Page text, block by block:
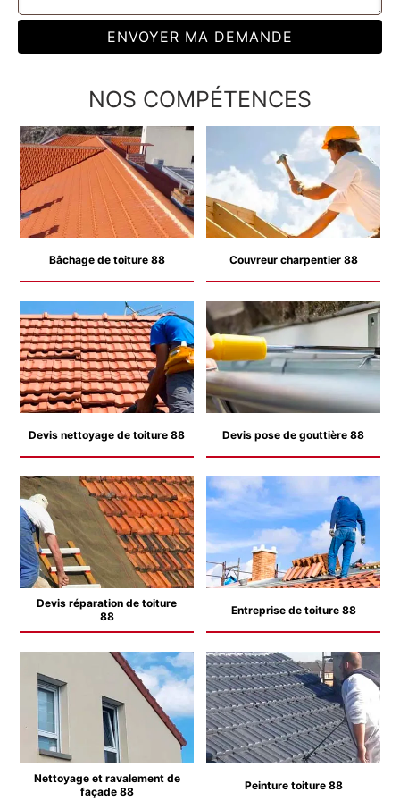
NOS COMPÉTENCES
Bâchage de toiture 88 Couvreur charpentier 88
Devis nettoyage de toiture 88 Devis pose de gouttière 88
Devis réparation de toiture
88
Entreprise de toiture 88
Nettoyage et ravalement de
façade 88
Peinture toiture 88